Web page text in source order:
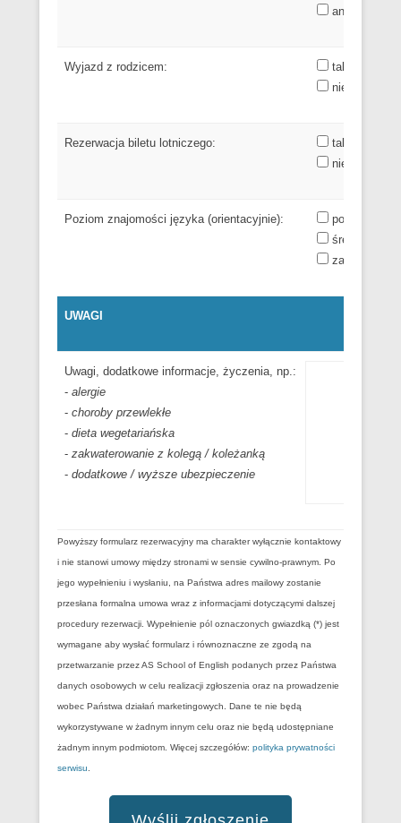
angielski
Wyjazd z rodzicem:
tak
nie
Rezerwacja biletu lotniczego:
tak (podaj
nie (na
Poziom znajomości języka (orientacyjnie):
początkujący
średni
UWAGI
Uwagi, dodatkowe informacje, życzenia, np.:
- alergie
- choroby przewlekłe
- dieta wegetariańska
- zakwaterowanie z kolegą / koleżanką
- dodatkowe / wyższe ubezpieczenie
Powyższy formularz rezerwacyjny ma charakter wyłącznie kontaktowy
i nie stanowi umowy między stronami w sensie cywilno-prawnym. Po
jego wypełnieniu i wysłaniu, na Państwa adres mailowy zostanie
przesłana formalna umowa wraz z informacjami dotyczącymi dalszej
procedury rezerwacji. Wypełnienie pól oznaczonych gwiazdką (*) jest
wymagane aby wysłać formularz i równoznaczne ze zgodą na
przetwarzanie przez AS School of English podanych przez Państwa
danych osobowych w celu realizacji zgłoszenia oraz na prowadzenie
wobec Państwa działań marketingowych. Dane te nie będą
wykorzystywane w żadnym innym celu oraz nie będą udostępniane
żadnym innym podmiotom. Więcej szczegółów: polityka prywatności
serwisu